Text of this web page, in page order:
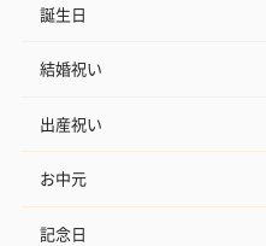
誕生日
結婚祝い
出産祝い
お中元
記念日